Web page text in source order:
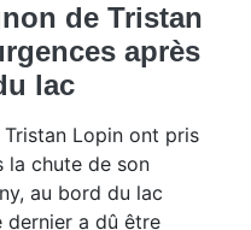
de Tristan
après
lac
Tristan Lopin ont pris
la chute de son
au bord du lac
dernier a dû être